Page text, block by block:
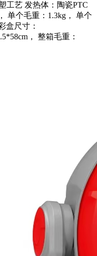
工艺 发热体：陶瓷PTC
单个毛重：1.3kg， 单个
盒尺寸：
， 整箱毛重：